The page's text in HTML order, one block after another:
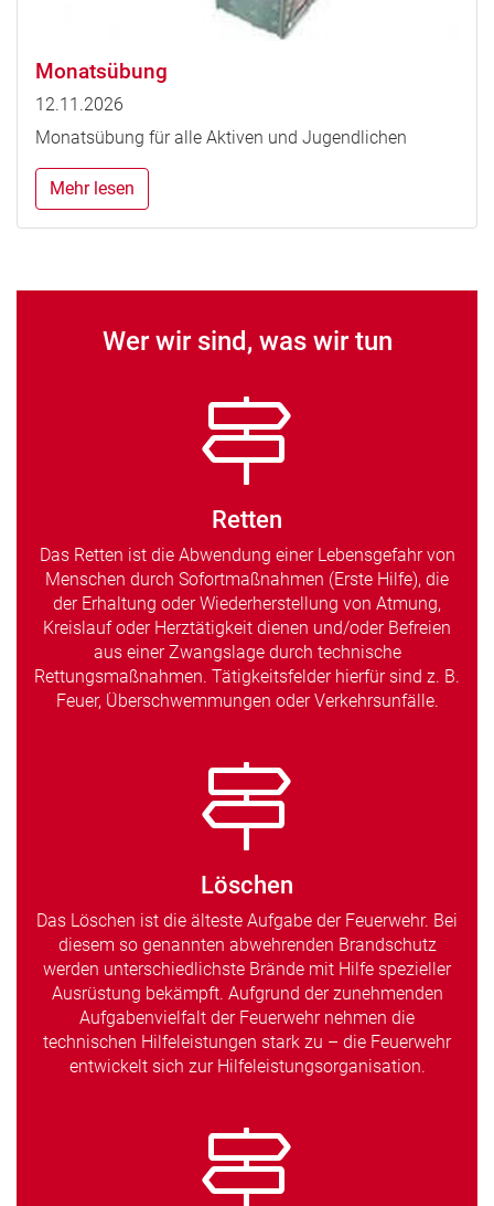
Monatsübung
12.11.2026
Monatsübung für alle Aktiven und Jugendlichen
Mehr lesen
Wer wir sind, was wir tun
Retten
Das Retten ist die Abwendung einer Lebensgefahr von
Menschen durch Sofortmaßnahmen (Erste Hilfe), die
der Erhaltung oder Wiederherstellung von Atmung,
Kreislauf oder Herztätigkeit dienen und/oder Befreien
aus einer Zwangslage durch technische
Rettungsmaßnahmen. Tätigkeitsfelder hierfür sind z. B.
Feuer, Überschwemmungen oder Verkehrsunfälle.
Löschen
Das Löschen ist die älteste Aufgabe der Feuerwehr. Bei
diesem so genannten abwehrenden Brandschutz
werden unterschiedlichste Brände mit Hilfe spezieller
Ausrüstung bekämpft. Aufgrund der zunehmenden
Aufgabenvielfalt der Feuerwehr nehmen die
technischen Hilfeleistungen stark zu – die Feuerwehr
entwickelt sich zur Hilfeleistungsorganisation.